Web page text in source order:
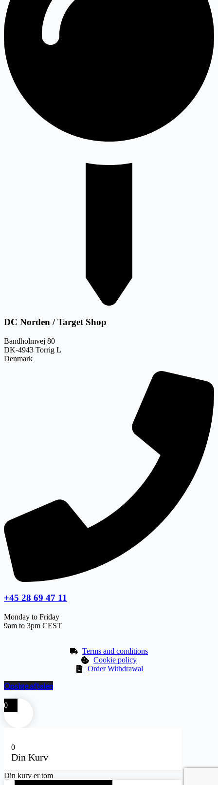
DC Norden / Target Shop
Bandholmvej 80
DK-4943 Torrig L
Denmark
+45 28 69 47 11
Monday to Friday
9am to 3pm CEST
Terms and conditions
Cookie policy
Order Withdrawal
Opsige aftalen
0
0
Din Kurv
Din kurv er tom